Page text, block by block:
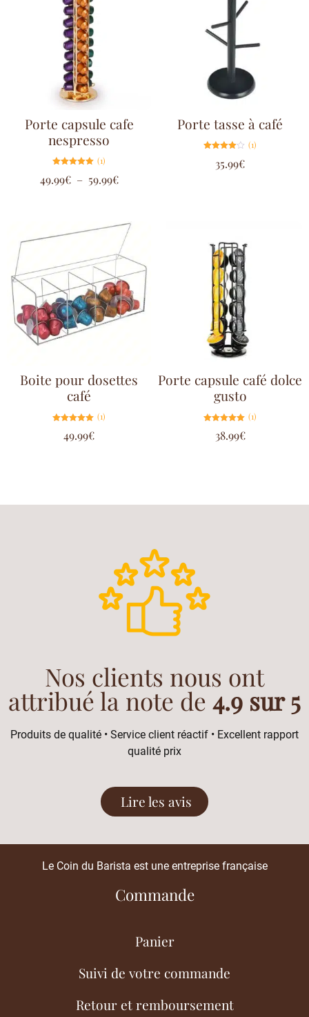
Porte capsule cafe
nespresso
5.00
sur 5
(1)
49.99€ – 59.99€
Porte tasse à café
4.00
sur 5
(1)
35.99€
Boite pour dosettes
café
5.00
sur 5
(1)
49.99€
Porte capsule café dolce
gusto
5.00
sur 5
(1)
38.99€
Nos clients nous ont
attribué la note de 4.9 sur 5
Produits de qualité • Service client réactif • Excellent rapport
qualité prix
Lire les avis
Le Coin du Barista est une entreprise française
Commande
Panier
Suivi de votre commande
Retour et remboursement